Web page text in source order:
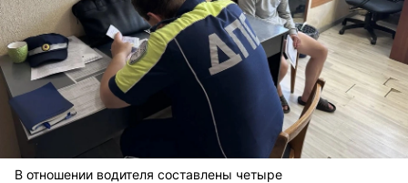
В отношении водителя составлены четыре